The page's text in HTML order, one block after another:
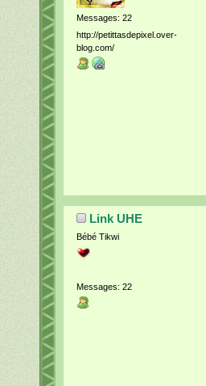
Messages: 22
http://petittasdepixel.over-
blog.com/
Link UHE
Bébé Tikwi
Messages: 22